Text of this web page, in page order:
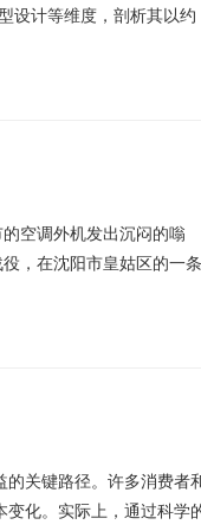
设计等维度，剖析其以约
空调外机发出沉闷的嗡
，在沈阳市皇姑区的一条
关键路径。许多消费者
变化。实际上，通过科学